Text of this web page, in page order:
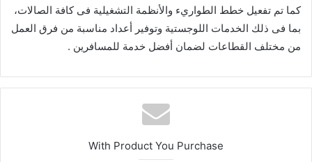
كما تم تفعيل خطط الطواريء والأنظمة التشغيلية فى كافة الصالات،
بما فى ذلك الخدمات اللوجستية وتوفير أعداد مناسبة من فرق العمل
من مختلف القطاعات لضمان أفضل خدمة للمسافرين .
With Product You Purchase